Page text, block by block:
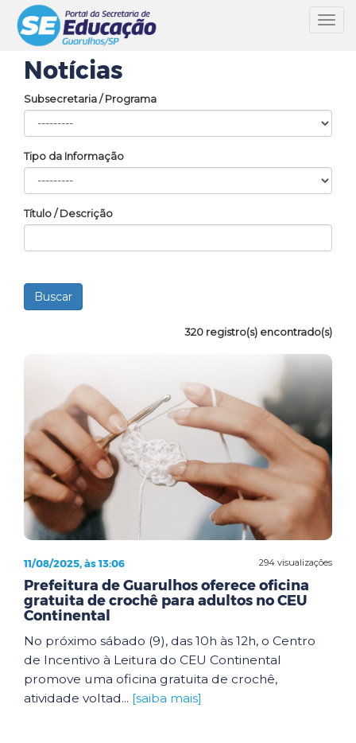
Notícias
Subsecretaria / Programa
Tipo da Informação
Título / Descrição
320 registro(s) encontrado(s)
294 visualizações
11/08/2025, às 13:06
Prefeitura de Guarulhos oferece oficina
gratuita de crochê para adultos no CEU
Continental
No próximo sábado (9), das 10h às 12h, o Centro
de Incentivo à Leitura do CEU Continental
promove uma oficina gratuita de crochê,
atividade voltad... [saiba mais]